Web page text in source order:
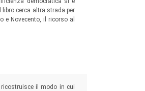
cerca altra strada per
e Novecento, il ricorso al
il modo in cui